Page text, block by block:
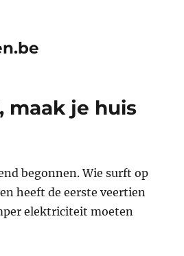
maak je huis
begonnen. Wie surft op
heeft de eerste veertien
elektriciteit moeten